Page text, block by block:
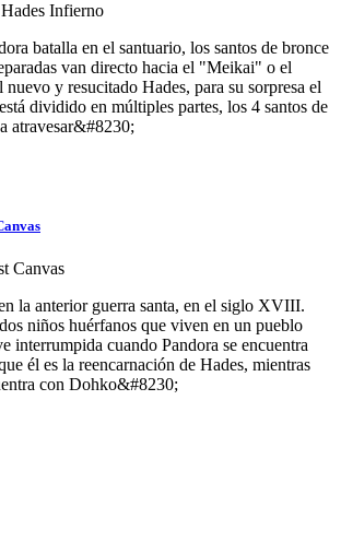
Infierno
batalla en el santuario, los santos de bronce
van directo hacia el "Meikai" o el
y resucitado Hades, para su sorpresa el
dividido en múltiples partes, los 4 santos de
atravesar&#8230;
Canvas
la anterior guerra santa, en el siglo XVIII.
niños huérfanos que viven en un pueblo
interrumpida cuando Pandora se encuentra
él es la reencarnación de Hades, mientras
con Dohko&#8230;